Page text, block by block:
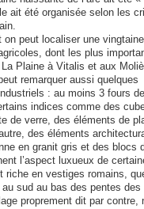
ait été organisée selon les
on peut localiser une
dont les plus
Plaine à Vitalis et aux
remarquer aussi quelques
: au moins 3 fours
indices comme des
de verre, des éléments de
des éléments
en granit gris et des blocs
l’aspect luxueux de
riche en vestiges romains,
au sud au bas des pentes des
proprement dit par contre,